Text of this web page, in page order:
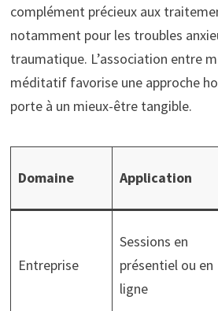
complément précieux aux
notamment pour les troubles
traumatique. L’association entre
méditatif favorise une approche
porte à un mieux-être tangible.
Domaine Application
Entreprise
Sessions en
présentiel ou en
ligne